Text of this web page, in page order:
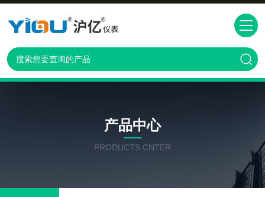
产品中心
PRODUCTS CNTER